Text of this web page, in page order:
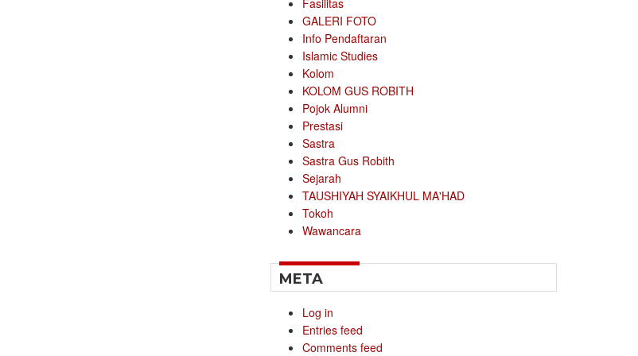
Fasilitas
GALERI FOTO
Info Pendaftaran
Islamic Studies
Kolom
KOLOM GUS ROBITH
Pojok Alumni
Prestasi
Sastra
Sastra Gus Robith
Sejarah
TAUSHIYAH SYAIKHUL MA'HAD
Tokoh
Wawancara
META
Log in
Entries feed
Comments feed